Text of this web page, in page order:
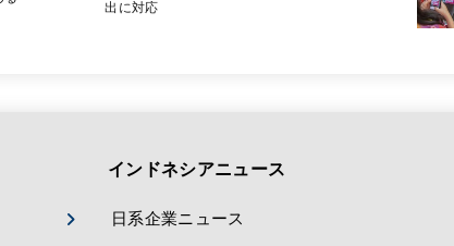
出に対応
インドネシアニュース
日系企業ニュース